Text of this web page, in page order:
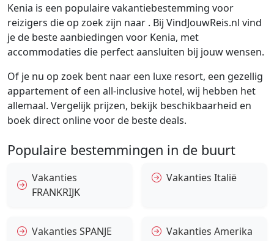
Kenia is een populaire vakantiebestemming voor
reizigers die op zoek zijn naar . Bij VindJouwReis.nl vind
je de beste aanbiedingen voor Kenia, met
accommodaties die perfect aansluiten bij jouw wensen.
Of je nu op zoek bent naar een luxe resort, een gezellig
appartement of een all-inclusive hotel, wij hebben het
allemaal. Vergelijk prijzen, bekijk beschikbaarheid en
boek direct online voor de beste deals.
Populaire bestemmingen in de buurt
Vakanties
FRANKRIJK
Vakanties Italië
Vakanties SPANJE Vakanties Amerika